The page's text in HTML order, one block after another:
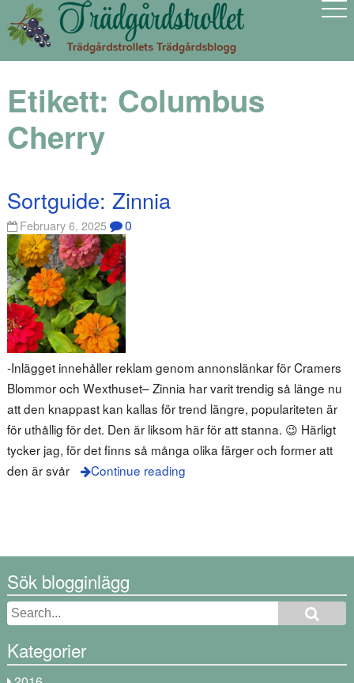
Etikett: Columbus
Cherry
Sortguide: Zinnia
February 6, 2025 0
-Inlägget innehåller reklam genom annonslänkar för Cramers
Blommor och Wexthuset– Zinnia har varit trendig så länge nu
att den knappast kan kallas för trend längre, populariteten är
för uthållig för det. Den är liksom här för att stanna. 😉 Härligt
tycker jag, för det finns så många olika färger och former att
den är svår
Continue reading
Sök blogginlägg
Kategorier